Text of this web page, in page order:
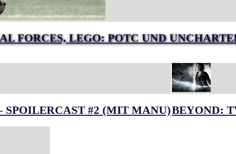
FORCES, LEGO: POTC UND
SPOILERCAST #2 (MIT MANU)BEYOND: